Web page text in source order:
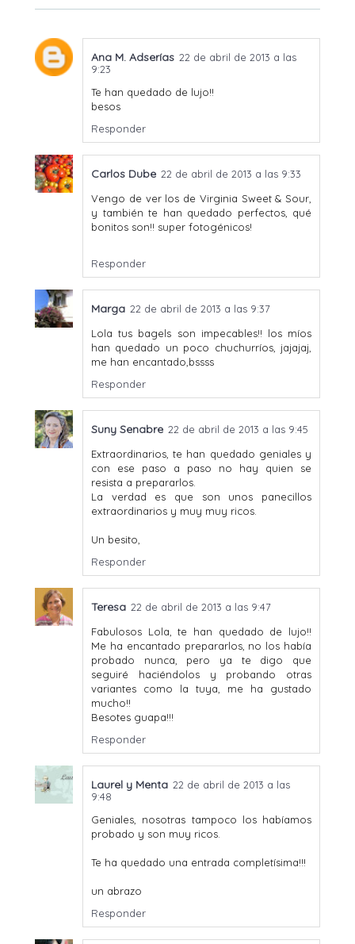
Ana M. Adserías 22 de abril de 2013 a las
9:23
Te han quedado de lujo!!
besos
Responder
Carlos Dube 22 de abril de 2013 a las 9:33
Vengo de ver los de Virginia Sweet & Sour,
y también te han quedado perfectos, qué
bonitos son!! super fotogénicos!
Responder
Marga 22 de abril de 2013 a las 9:37
Lola tus bagels son impecables!! los míos
han quedado un poco chuchurríos, jajajaj,
me han encantado,bssss
Responder
Suny Senabre 22 de abril de 2013 a las 9:45
Extraordinarios, te han quedado geniales y
con ese paso a paso no hay quien se
resista a prepararlos.
La verdad es que son unos panecillos
extraordinarios y muy muy ricos.
Un besito,
Responder
Teresa 22 de abril de 2013 a las 9:47
Fabulosos Lola, te han quedado de lujo!!
Me ha encantado prepararlos, no los había
probado nunca, pero ya te digo que
seguiré haciéndolos y probando otras
variantes como la tuya, me ha gustado
mucho!!
Besotes guapa!!!
Responder
Laurel y Menta 22 de abril de 2013 a las
9:48
Geniales, nosotras tampoco los habíamos
probado y son muy ricos.
Te ha quedado una entrada completísima!!!
un abrazo
Responder